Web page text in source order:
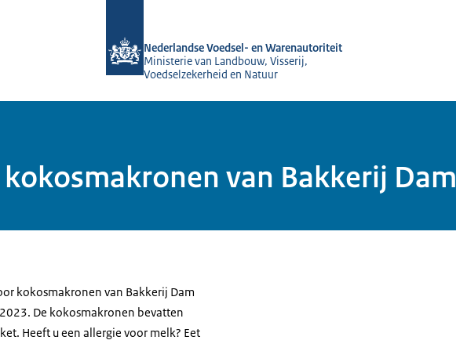
Nederlandse Voedsel- en Warenautoriteit
Ministerie van Landbouw, Visserij,
Voedselzekerheid en Natuur
van Bakkerij Dam
kokosmakronen van Bakkerij Dam
De kokosmakronen bevatten
Heeft u een allergie voor melk? Eet